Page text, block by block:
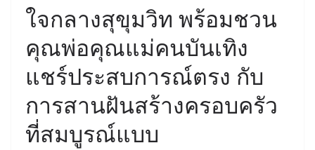
ใจกลางสุขุมวิท พร้อมชวน
คุณพ่อคุณแม่คนบันเทิง
แชร์ประสบการณ์ตรง กับ
การสานฝันสร้างครอบครัว
ที่สมบูรณ์แบบ